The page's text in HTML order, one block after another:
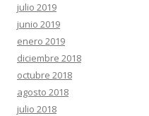
julio 2019
junio 2019
enero 2019
diciembre 2018
octubre 2018
agosto 2018
julio 2018